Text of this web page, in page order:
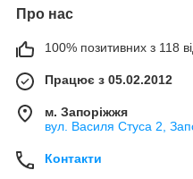
Про нас
100% позитивних з 118
Працює з 05.02.2012
м. Запоріжжя
вул. Василя Стуса 2,
Контакти